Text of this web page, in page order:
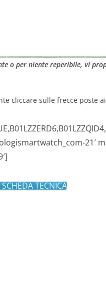
o per niente reperibile, vi
cliccare sulle frecce poste
21′
TECNICA